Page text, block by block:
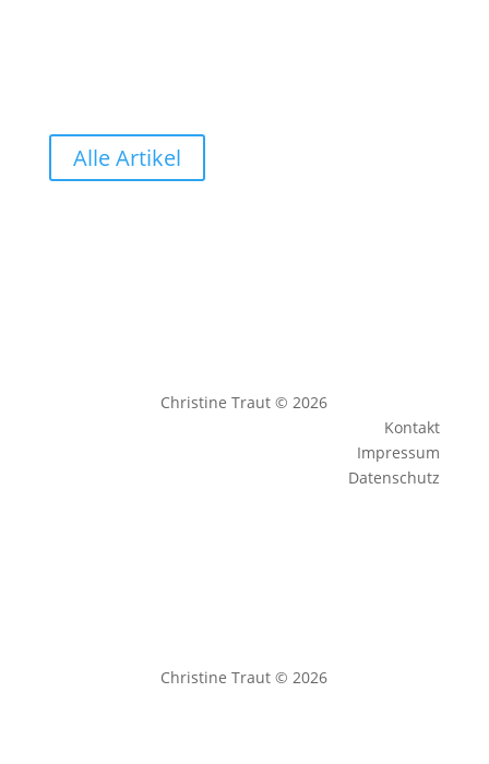
Alle Artikel
Christine Traut © 2026
Kontakt
Impressum
Datenschutz
Christine Traut © 2026